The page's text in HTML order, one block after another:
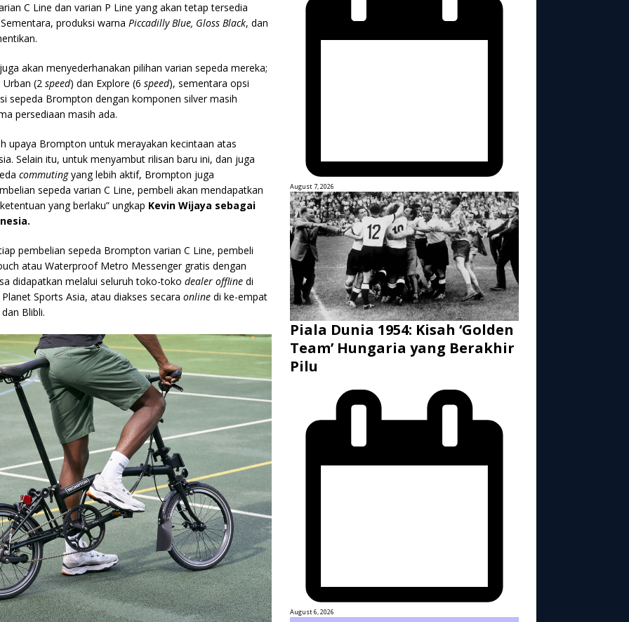
C Line dan varian P Line yang akan tetap tersedia
Sementara, produksi warna Piccadilly Blue, Gloss Black, dan
akan menyederhanakan pilihan varian sepeda mereka;
(2 speed) dan Explore (6 speed), sementara opsi
sepeda Brompton dengan komponen silver masih
persediaan masih ada.
upaya Brompton untuk merayakan kecintaan atas
Selain itu, untuk menyambut rilisan baru ini, dan juga
commutingyang lebih aktif, Brompton juga
sepeda varian C Line, pembeli akan mendapatkan
yang berlaku” ungkap Kevin Wijaya sebagai
pembelian sepeda Brompton varian C Line, pembeli
atau Waterproof Metro Messenger gratis dengan
didapatkan melalui seluruh toko-toko dealer offline di
Sports Asia, atau diakses secara online di ke-empat
Blibli.
August 7, 2026
Piala Dunia 1954: Kisah ‘Golden
Team’ Hungaria yang Berakhir
Pilu
August 6, 2026